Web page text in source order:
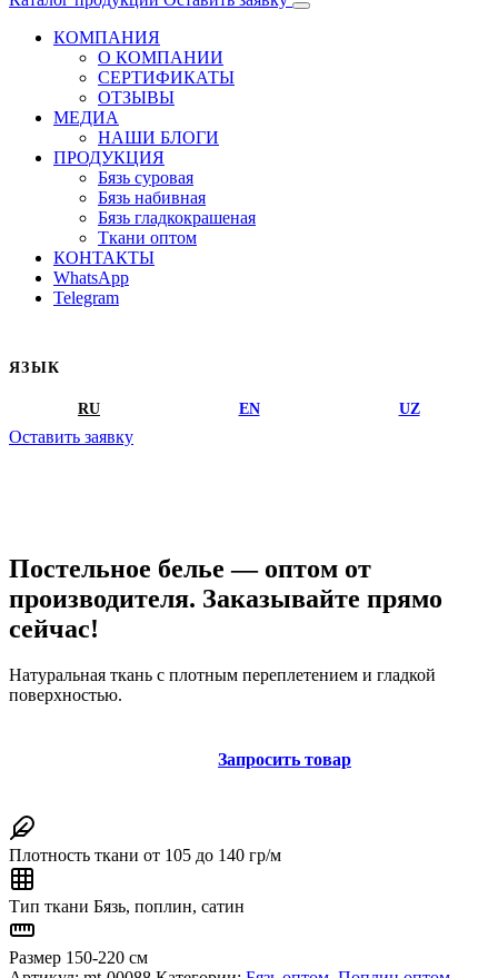
КОМПАНИЯ
О КОМПАНИИ
СЕРТИФИКАТЫ
ОТЗЫВЫ
МЕДИА
НАШИ БЛОГИ
ПРОДУКЦИЯ
Бязь суровая
Бязь набивная
Бязь гладкокрашеная
Ткани оптом
КОНТАКТЫ
WhatsApp
Telegram
ЯЗЫК
RU EN UZ
Оставить заявку
Постельное белье — оптом от
производителя. Заказывайте прямо
сейчас!
Натуральная ткань с плотным переплетением и гладкой
поверхностью.
Запросить товар
Плотность ткани от 105 до 140 гр/м
Тип ткани Бязь, поплин, сатин
Размер 150-220 см